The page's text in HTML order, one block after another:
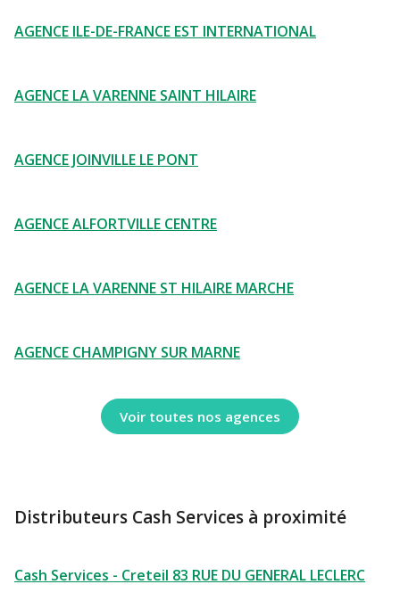
AGENCE ILE-DE-FRANCE EST INTERNATIONAL
AGENCE LA VARENNE SAINT HILAIRE
AGENCE JOINVILLE LE PONT
AGENCE ALFORTVILLE CENTRE
AGENCE LA VARENNE ST HILAIRE MARCHE
AGENCE CHAMPIGNY SUR MARNE
Voir toutes nos agences
Distributeurs Cash Services à proximité
Cash Services - Creteil 83 RUE DU GENERAL LECLERC